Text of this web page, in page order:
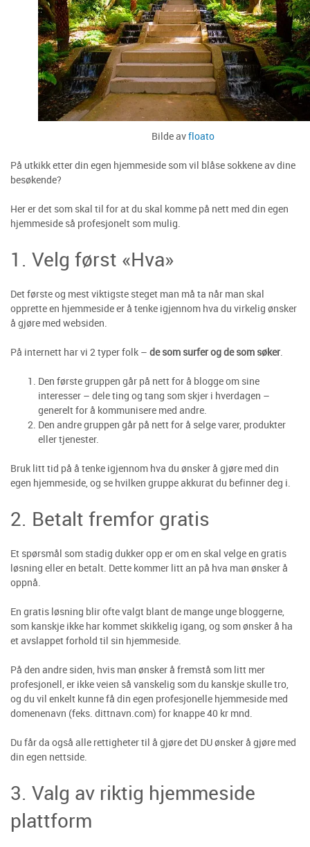
Bilde avfloato
På utkikk etter din egen hjemmeside som vil blåse sokkene av dine
besøkende?
Her er det som skal til for at du skal komme på nett med din egen
hjemmeside så profesjonelt som mulig.
1. Velg først «Hva»
Det første og mest viktigste steget man må ta når man skal
opprette en hjemmeside er å tenke igjennom hva du virkelig ønsker
å gjøre med websiden.
På internett har vi 2 typer folk – de som surfer og de som søker.
Den første gruppen går på nett for å blogge om sine
interesser – dele ting og tang som skjer i hverdagen –
generelt for å kommunisere med andre.
Den andre gruppen går på nett for å selge varer, produkter
eller tjenester.
Bruk litt tid på å tenke igjennom hva du ønsker å gjøre med din
egen hjemmeside, og se hvilken gruppe akkurat du befinner deg i.
2. Betalt fremfor gratis
Et spørsmål som stadig dukker opp er om en skal velge en gratis
løsning eller en betalt. Dette kommer litt an på hva man ønsker å
oppnå.
En gratis løsning blir ofte valgt blant de mange unge bloggerne,
som kanskje ikke har kommet skikkelig igang, og som ønsker å ha
et avslappet forhold til sin hjemmeside.
På den andre siden, hvis man ønsker å fremstå som litt mer
profesjonell, er ikke veien så vanskelig som du kanskje skulle tro,
og du vil enkelt kunne få din egen profesjonelle hjemmeside med
domenenavn (feks. dittnavn.com) for knappe 40 kr mnd.
Du får da også alle rettigheter til å gjøre det DU ønsker å gjøre med
din egen nettside.
3. Valg av riktig hjemmeside
plattform